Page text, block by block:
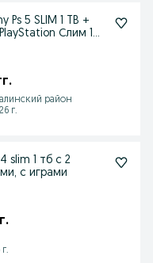
Ps 5 SLIM 1 TB +
Слим 1
район
г.
slim 1 тб с 2
с играми